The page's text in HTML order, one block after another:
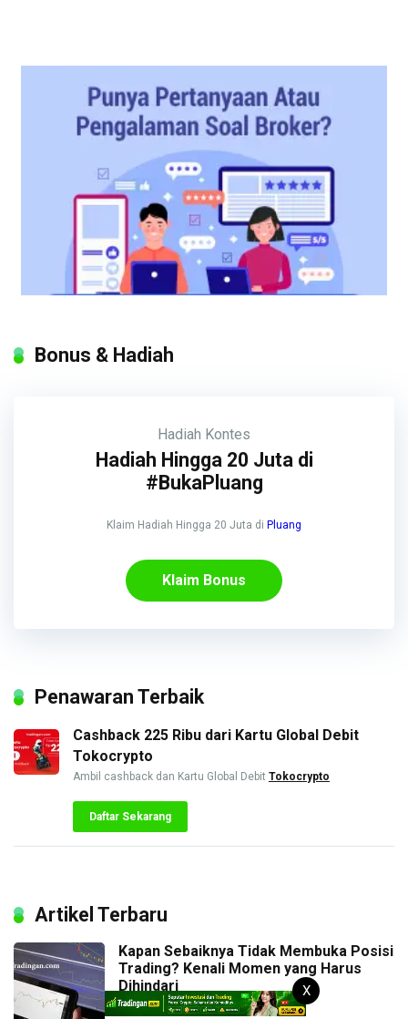
Bonus & Hadiah
Hadiah Kontes
Hadiah Hingga 20 Juta di
#BukaPluang
Klaim Hadiah Hingga 20 Juta di Pluang
Klaim Bonus
Penawaran Terbaik
Cashback 225 Ribu dari Kartu Global Debit
Tokocrypto
Ambil cashback dan Kartu Global Debit Tokocrypto
Daftar Sekarang
Artikel Terbaru
Kapan Sebaiknya Tidak Membuka Posisi
Trading? Kenali Momen yang Harus
Dihindari
1 hari ago
X